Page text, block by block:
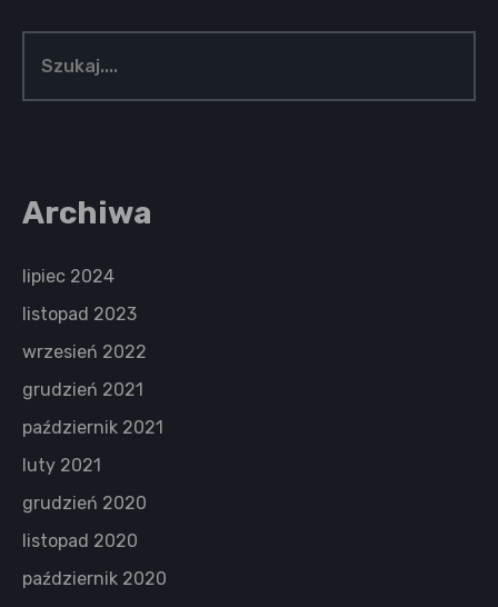
Archiwa
lipiec 2024
listopad 2023
wrzesień 2022
grudzień 2021
październik 2021
luty 2021
grudzień 2020
listopad 2020
październik 2020